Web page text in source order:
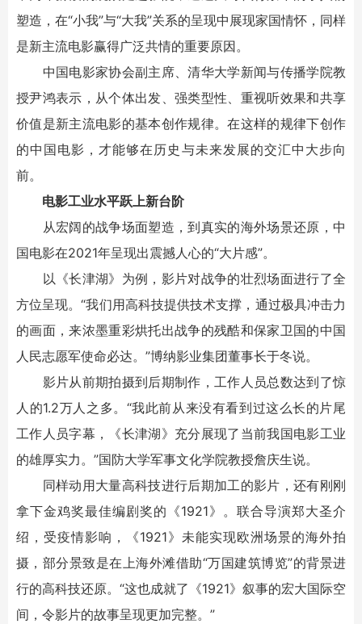
塑造，在“小我”与“大我”关系的呈现中展现家国情怀，同样
是新主流电影赢得广泛共情的重要原因。
中国电影家协会副主席、清华大学新闻与传播学院教
授尹鸿表示，从个体出发、强类型性、重视听效果和共享
价值是新主流电影的基本创作规律。在这样的规律下创作
的中国电影，才能够在历史与未来发展的交汇中大步向
前。
电影工业水平跃上新台阶
从宏阔的战争场面塑造，到真实的海外场景还原，中
国电影在2021年呈现出震撼人心的“大片感”。
以《长津湖》为例，影片对战争的壮烈场面进行了全
方位呈现。“我们用高科技提供技术支撑，通过极具冲击力
的画面，来浓墨重彩烘托出战争的残酷和保家卫国的中国
人民志愿军使命必达。”博纳影业集团董事长于冬说。
影片从前期拍摄到后期制作，工作人员总数达到了惊
人的1.2万人之多。“我此前从来没有看到过这么长的片尾
工作人员字幕，《长津湖》充分展现了当前我国电影工业
的雄厚实力。”国防大学军事文化学院教授詹庆生说。
同样动用大量高科技进行后期加工的影片，还有刚刚
拿下金鸡奖最佳编剧奖的《1921》。联合导演郑大圣介
绍，受疫情影响，《1921》未能实现欧洲场景的海外拍
摄，部分景致是在上海外滩借助“万国建筑博览”的背景进
行的高科技还原。“这也成就了《1921》叙事的宏大国际空
间，令影片的故事呈现更加完整。”